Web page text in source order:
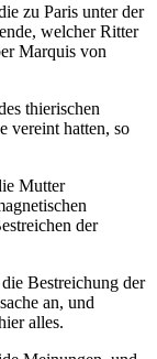
zu Paris unter der
welcher Ritter
Marquis von
thierischen
vereint hatten, so
Mutter
der
Bestreichung der
an, und
alles.